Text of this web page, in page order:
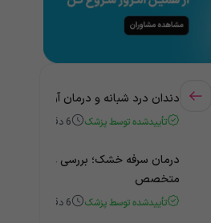
دندان درد شبانه و درمان آن +
تأییدشده توسط پزشک 6 دقیقه
درمان سرفه خشک؛ بررسی علت و
متخصص
تأییدشده توسط پزشک 6 دقیقه